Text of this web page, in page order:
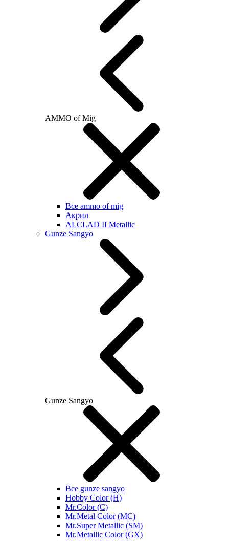
AMMO of Mig
Все ammo of mig
Акрил
ALCLAD II Metallic
Gunze Sangyo
Gunze Sangyo
Все gunze sangyo
Hobby Color (H)
Mr.Color (C)
Mr.Metal Color (MC)
Mr.Super Metallic (SM)
Mr.Metallic Color (GX)